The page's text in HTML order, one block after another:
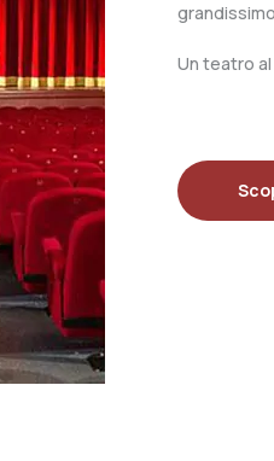
grandissimo
Un teatro